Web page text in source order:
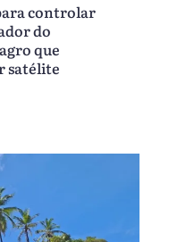
controlar
do
que
satélite